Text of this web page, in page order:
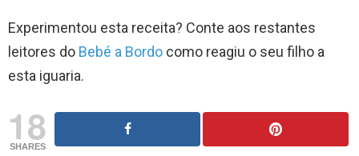
Experimentou esta receita? Conte aos restantes
leitores do Bebé a Bordo como reagiu o seu filho a
esta iguaria.
18
SHARES